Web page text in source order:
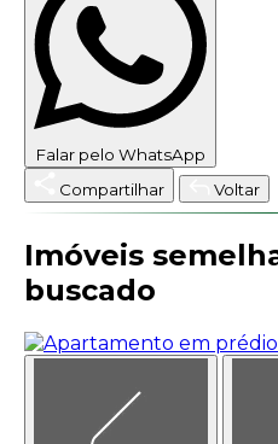
Falar pelo WhatsApp
Compartilhar
Voltar
Imóveis
buscado